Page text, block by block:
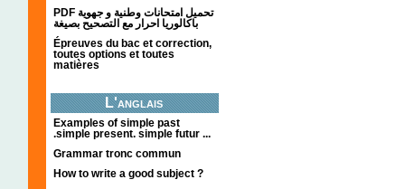
PDF تحميل امتحانات وطنية و جهوية
باكالوريا احرار مع التصحيح بصيغة
Épreuves du bac et correction,
toutes options et toutes
matières
L'anglais
Examples of simple past
.simple present. simple futur ...
Grammar tronc commun
How to write a good subject ?